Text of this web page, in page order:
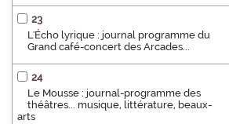
23
L'Écho lyrique : journal programme du
Grand café-concert des Arcades...
24
Le Mousse : journal-programme des
théâtres... musique, littérature, beaux-
arts